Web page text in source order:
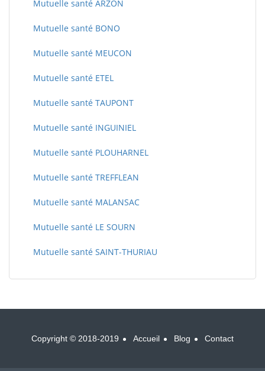
Mutuelle santé ARZON
Mutuelle santé BONO
Mutuelle santé MEUCON
Mutuelle santé ETEL
Mutuelle santé TAUPONT
Mutuelle santé INGUINIEL
Mutuelle santé PLOUHARNEL
Mutuelle santé TREFFLEAN
Mutuelle santé MALANSAC
Mutuelle santé LE SOURN
Mutuelle santé SAINT-THURIAU
Copyright © 2018-2019 Accueil Blog Contact